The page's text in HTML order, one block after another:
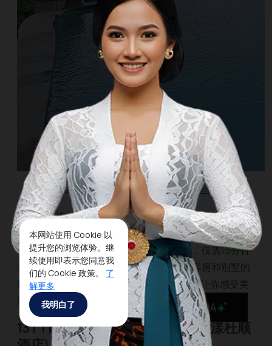
MaiA
本网站使用 Cookie 以
提升您的浏览体验。继
续使用即表示您同意我
们的 Cookie 政策。 了
解更多
我明白了
图片来源https://www.thekayonjungleresort.com
对于那些追求浪漫度假的人来说，The Kayon
Resort（卡永度假村）是一个完美的住宿场所。度假村
地理位置十分战略性，靠近多个旅游景点，仅需15分钟
的车程就可以到达猴林。卡永度假村里的客房和别墅的
建筑设计美丽优雅。里面还有Kepitu餐厅，让你感受美
丽的巴厘寺庙氛围。
13 | The Dusun Seminyak (水明漾杜顺